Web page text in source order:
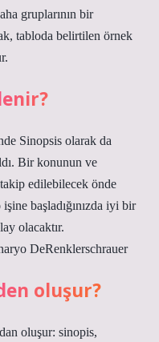
gruplarının bir
tabloda belirtilen örnek
Sinopsis olarak da
Bir konunun ve
edilebilecek önde
başladığınızda iyi bir
olacaktır.
DeRenklerschrauer
oluşur?
oluşur: sinopis,